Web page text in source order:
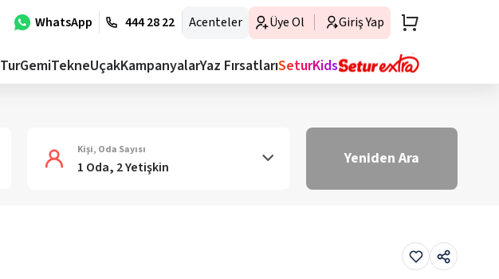
WhatsApp 444 28 22 Acenteler Üye Ol Giriş Yap
TurGemiTekneUçakKampanyalarYaz FırsatlarıSeturKids
Kişi, Oda Sayısı
1 Oda, 2 Yetişkin Yeniden Ara